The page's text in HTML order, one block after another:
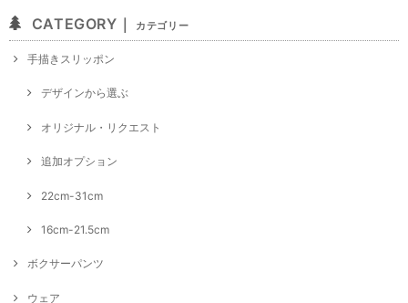
CATEGORY｜ カテゴリー
手描きスリッポン
デザインから選ぶ
オリジナル・リクエスト
追加オプション
22cm-31cm
16cm-21.5cm
ボクサーパンツ
ウェア